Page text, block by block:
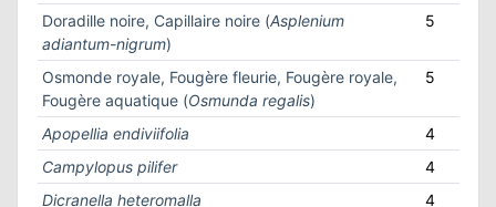
Doradille noire, Capillaire noire (Asplenium
adiantum-nigrum)
5
Osmonde royale, Fougère fleurie, Fougère royale,
Fougère aquatique (Osmunda regalis)
5
Apopellia endiviifolia
4
Campylopus pilifer
4
Dicranella heteromalla
4